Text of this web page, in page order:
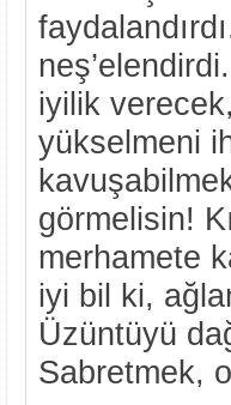
iyilik
yükselmeni
görmelisin!
merhamete
iyi bil ki,
Üzüntüyü
Sabretmek,